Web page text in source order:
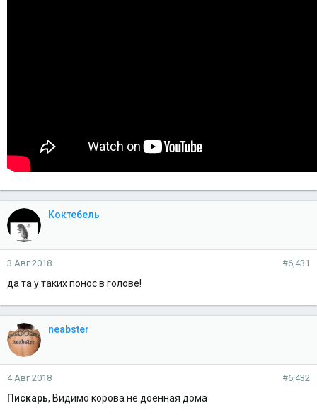
Коктебель
3 Авг 2018 #6,431
да та у таких понос в голове!
neabster
4 Авг 2018 #6,432
Пискарь, Видимо корова не доенная дома